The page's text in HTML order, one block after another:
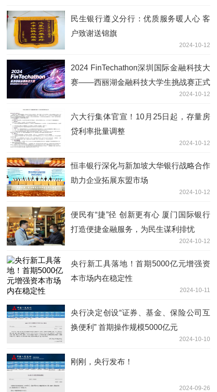
民生银行遵义分行：优质服务暖人心 客
户致谢送锦旗
2024-10-12
2024 FinTechathon深圳国际金融科技大
赛——西丽湖金融科技大学生挑战赛正式
2024-10-12
六大行集体官宣！10月25日起，存量房
贷利率批量调整
2024-10-12
恒丰银行深化与新加坡大华银行战略合作
助力企业拓展东盟市场
2024-10-12
便民有“捷”径 创新更有心 厦门国际银行
打造便捷金融服务，为民生谋利排忧
2024-10-12
央行新工具落地！首期5000亿元增强资
本市场内在稳定性
2024-10-11
央行决定创设“证券、基金、保险公司互
换便利” 首期操作规模5000亿元
2024-10-10
刚刚，央行发布！
2024-09-26